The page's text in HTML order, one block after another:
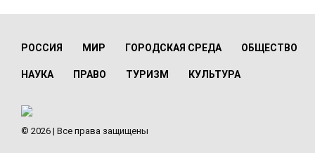
РОССИЯ МИР ГОРОДСКАЯ СРЕДА ОБЩЕСТВО
НАУКА ПРАВО ТУРИЗМ КУЛЬТУРА
© 2026 | Все права защищены